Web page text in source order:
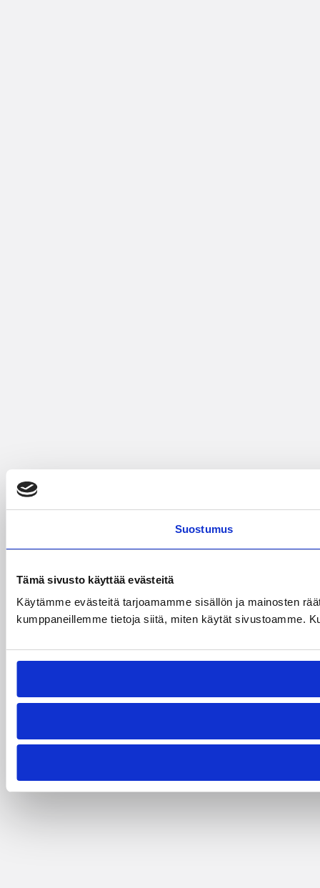
Suostumus
Tämä sivusto käyttää evästeitä
Käytämme evästeitä tarjoamamme sisällön ja mainosten
kumppaneillemme tietoja siitä, miten käytät sivustoamme.